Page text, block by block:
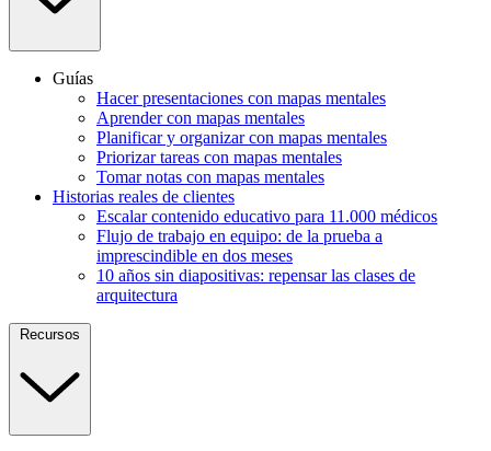
Guías
Hacer presentaciones con mapas mentales
Aprender con mapas mentales
Planificar y organizar con mapas mentales
Priorizar tareas con mapas mentales
Tomar notas con mapas mentales
Historias reales de clientes
Escalar contenido educativo para 11.000 médicos
Flujo de trabajo en equipo: de la prueba a
imprescindible en dos meses
10 años sin diapositivas: repensar las clases de
arquitectura
Recursos